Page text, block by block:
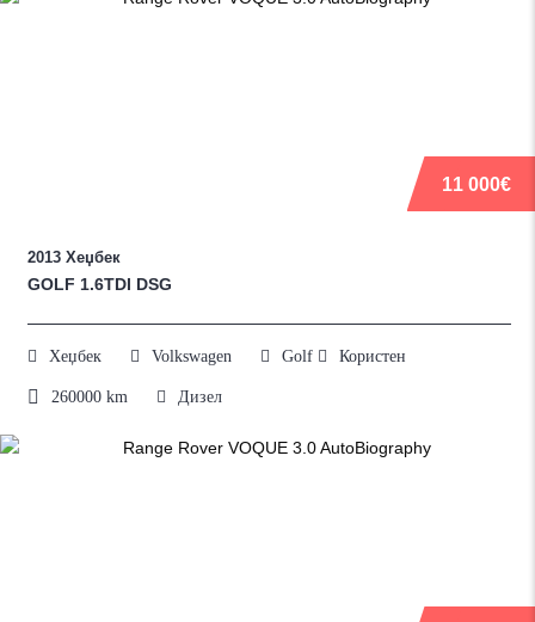
11 000€
2013 Хеџбек
GOLF 1.6TDI DSG
Хеџбек Volkswagen Golf Користен
260000 km Дизел